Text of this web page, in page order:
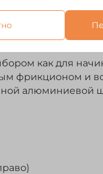
как для
фрикционом и
алюминиевой